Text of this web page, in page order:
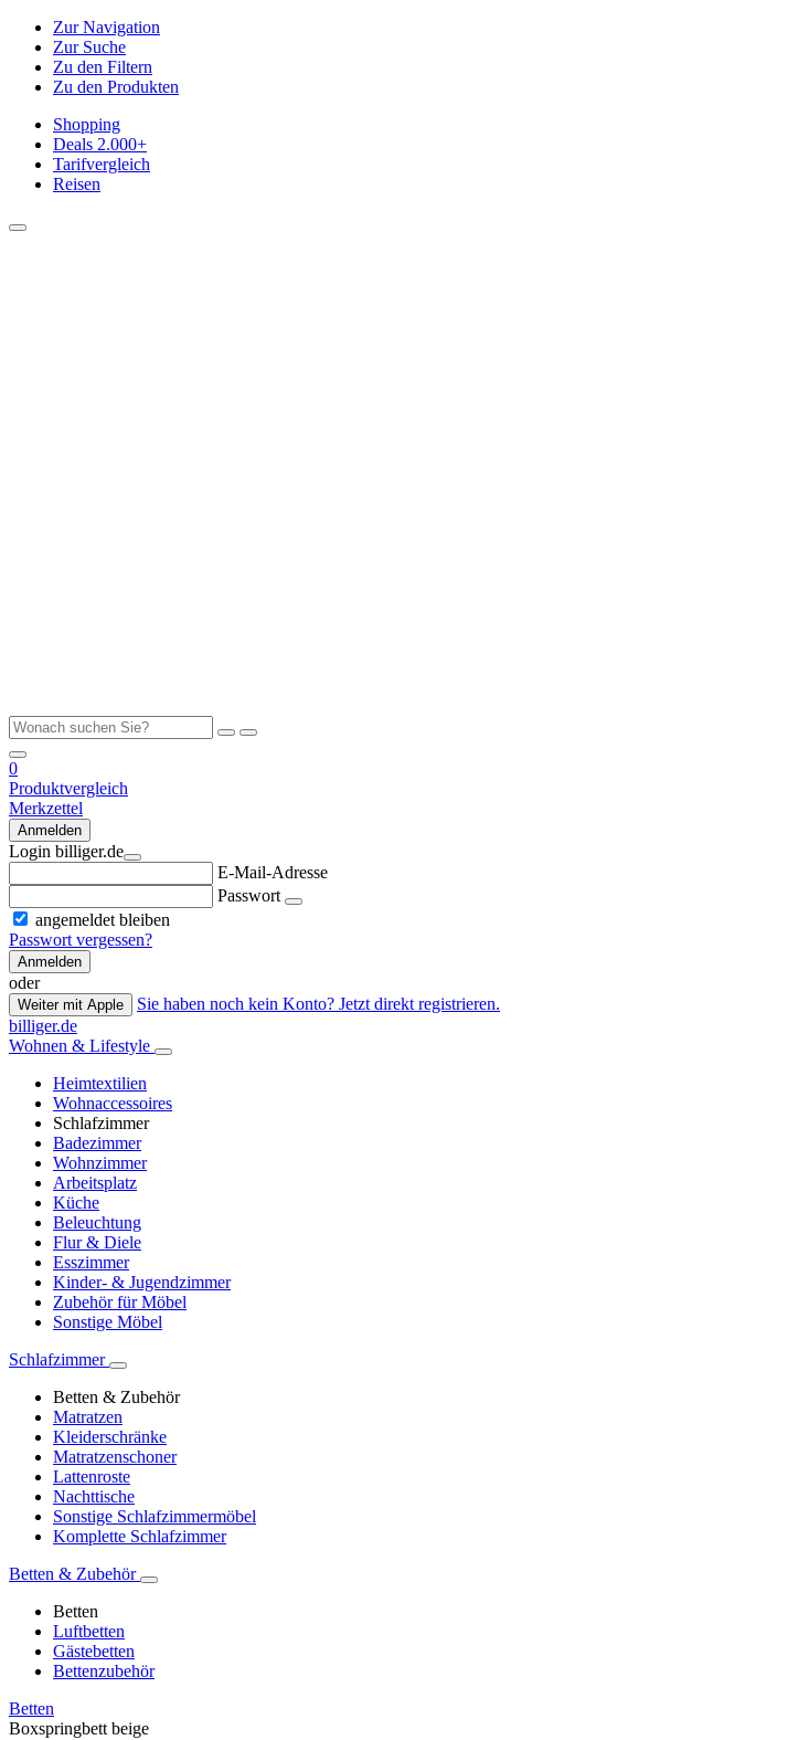
Zur Navigation
Zur Suche
Zu den Filtern
Zu den Produkten
Shopping
Deals 2.000+
Tarifvergleich
Reisen
0
Produktvergleich
Merkzettel
Anmelden
Login billiger.de
E-Mail-Adresse
Passwort
angemeldet bleiben
Passwort vergessen?
Anmelden
oder
Weiter mit Apple
Sie haben noch kein Konto? Jetzt direkt registrieren.
billiger.de
Wohnen & Lifestyle
Heimtextilien
Wohnaccessoires
Schlafzimmer
Badezimmer
Wohnzimmer
Arbeitsplatz
Küche
Beleuchtung
Flur & Diele
Esszimmer
Kinder- & Jugendzimmer
Zubehör für Möbel
Sonstige Möbel
Schlafzimmer
Betten & Zubehör
Matratzen
Kleiderschränke
Matratzenschoner
Lattenroste
Nachttische
Sonstige Schlafzimmermöbel
Komplette Schlafzimmer
Betten & Zubehör
Betten
Luftbetten
Gästebetten
Bettenzubehör
Betten
Boxspringbett beige